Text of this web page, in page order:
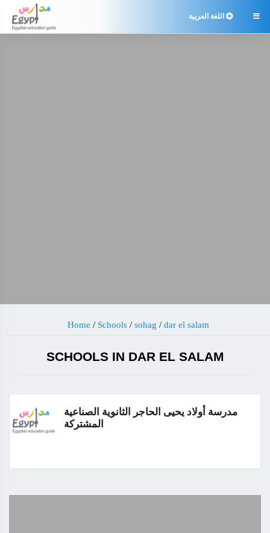
 اللغة العربية
Home / Schools/ sohag / dar el salam
SCHOOLS IN DAR EL SALAM
مدرسة أولاد يحيى الحاجر الثانوية الصناعية
المشتركة